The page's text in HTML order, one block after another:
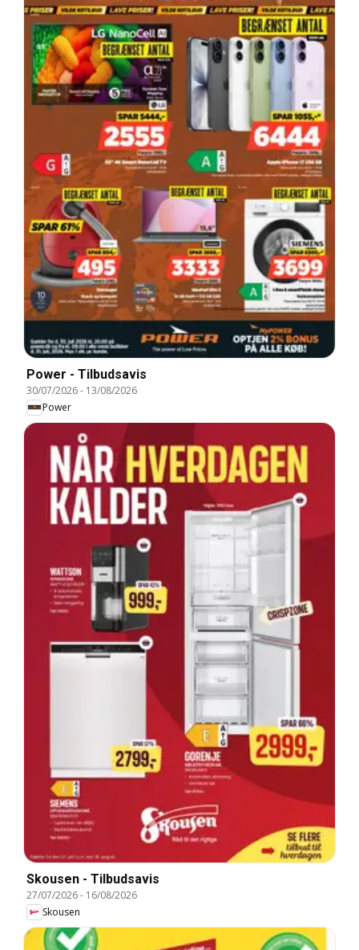
Power - Tilbudsavis
30/07/2026- 13/08/2026
Power
Skousen - Tilbudsavis
27/07/2026- 16/08/2026
Skousen